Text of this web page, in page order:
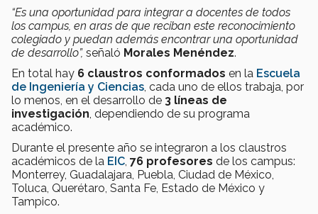
“Es una oportunidad para integrar a docentes de todos
los campus, en aras de que reciban este reconocimiento
colegiado y puedan además encontrar una oportunidad
de desarrollo”, señaló Morales Menéndez.
En total hay 6 claustros conformados en la Escuela
de Ingeniería y Ciencias, cada uno de ellos trabaja, por
lo menos, en el desarrollo de 3 líneas de
investigación, dependiendo de su programa
académico.
Durante el presente año se integraron a los claustros
académicos de la EIC, 76 profesores de los campus:
Monterrey, Guadalajara, Puebla, Ciudad de México,
Toluca, Querétaro, Santa Fe, Estado de México y
Tampico.